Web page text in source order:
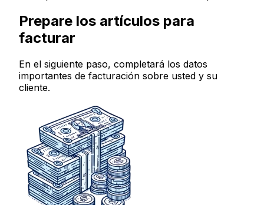
Prepare los artículos para
facturar
En el siguiente paso, completará los datos
importantes de facturación sobre usted y su
cliente.